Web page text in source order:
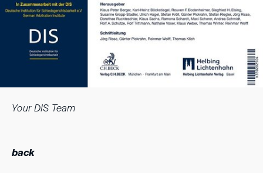
Your DIS Team
back